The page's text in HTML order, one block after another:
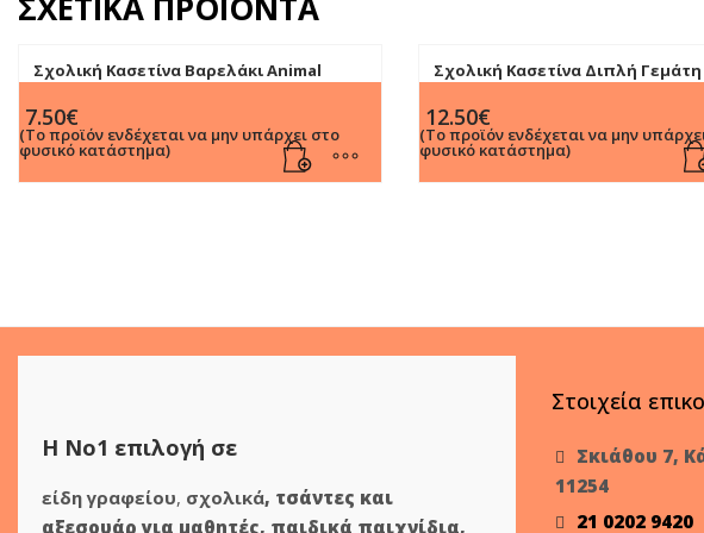
ΣΧΕΤΙΚΆ ΠΡΟΪΌΝΤΑ
Σχολική Κασετίνα Βαρελάκι Animal
θήκες (570866)
7.50€
(Το προϊόν ενδέχεται να μην υπάρχει στο
φυσικό κατάστημα)
Σχολική Κασετίνα Διπλή
12.50€
(Το προϊόν ενδέχεται να μην
φυσικό κατάστημα)
Η Νο1 επιλογή σε
είδη γραφείου, σχολικά, τσάντες και
αξεσουάρ για μαθητές, παιδικά παιχνίδια,
Στοιχεία
Σκιάθου 7,
11254
21 0202 9420